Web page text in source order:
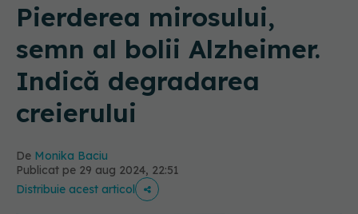
Pierderea mirosului,
semn al bolii Alzheimer.
Indică degradarea
creierului
De Monika Baciu
Publicat pe 29 aug 2024, 22:51
Distribuie acest articol